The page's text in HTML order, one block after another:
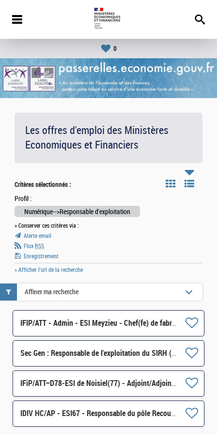
0
Les offres d'emploi des Ministères
Economiques et Financiers
Critères sélectionnés :
Profil :
Numérique-->Responsable d'exploitation
» Conserver ces critères via :
Alerte email
Flux RSS
Enregistrement
» Afficher l'url de la recherche
IFIP/ATT - Admin - ESI Meyzieu - Chef(fe) de fabrication H/F
Sec Gen : Responsable de l'exploitation du SIRH (PADEX) H/F
IFiP/ATT–D78-ESI de Noisiel(77) - Adjoint/Adjointe au Responsable du Pôle Infrastructure Technique H/F
IDIV HC/AP - ESI67 - Responsable du pôle Recouvrement à l'ESI de Strasbourg H/F
Affiner ma recherche